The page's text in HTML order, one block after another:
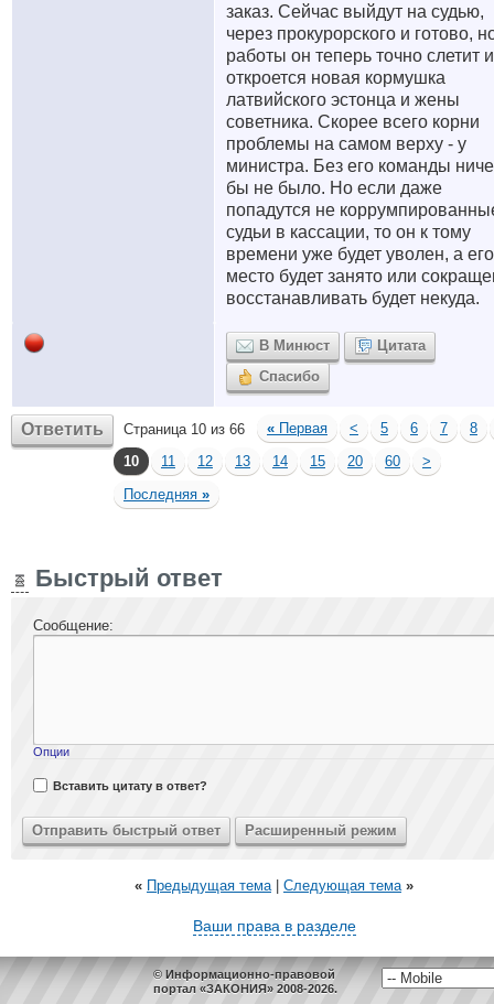
заказ. Сейчас выйдут на судью,
через прокурорского и готово,
работы он теперь точно слетит и
откроется новая кормушка
латвийского эстонца и жены
советника. Скорее всего корни
проблемы на самом верху - у
министра. Без его команды
бы не было. Но если даже
попадутся не
судьи в кассации, то он к тому
времени уже будет уволен, а его
место будет занято или
восстанавливать будет некуда.
В Минюст
Цитата
Спасибо
Ответить Страница 10 из 66 « Первая < 5 6 7
8
10
11 12 13 14 15 20 60
>
Последняя »
Быстрый ответ
Сообщение:
Опции
Вставить цитату в ответ?
« Предыдущая тема| Следующая тема »
Ваши права в разделе
© Информационно-правовой
портал «ЗАКОНИЯ» 2008-2026.